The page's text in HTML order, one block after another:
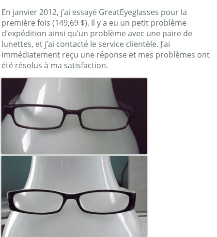
En janvier 2012, j’ai essayé GreatEyeglasses pour la
première fois (149,69 $). Il y a eu un petit problème
d’expédition ainsi qu’un problème avec une paire de
lunettes, et j’ai contacté le service clientèle. J’ai
immédiatement reçu une réponse et mes problèmes ont
été résolus à ma satisfaction.